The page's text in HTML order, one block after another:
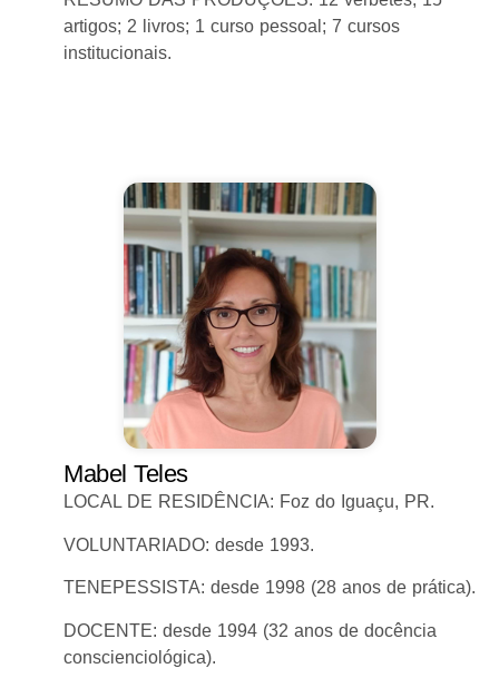
artigos; 2 livros; 1 curso pessoal; 7 cursos
institucionais.
Mabel Teles
LOCAL DE RESIDÊNCIA: Foz do Iguaçu, PR.
VOLUNTARIADO: desde 1993.
TENEPESSISTA: desde 1998 (28 anos de prática).
DOCENTE: desde 1994 (32 anos de docência
conscienciológica).